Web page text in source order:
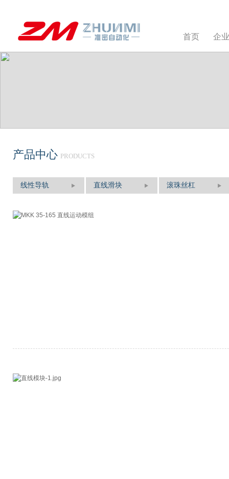
首页 企
产品中心 PRODUCTS
线性导轨 直线滑块 滚珠丝杠